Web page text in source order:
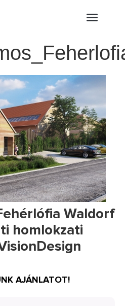
Waldorf
homlokzati
AJÁNLATOT!